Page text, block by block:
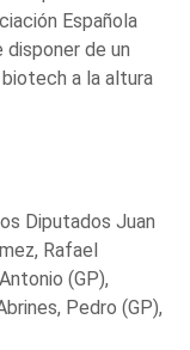
Española
disponer de un
a la altura
Diputados Juan
Rafael
(GP),
Pedro (GP),